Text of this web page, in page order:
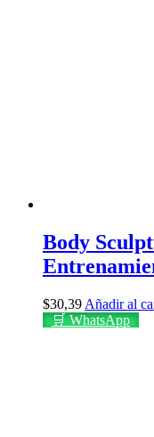
Body
$30,39 Añadir al
🛒 WhatsApp